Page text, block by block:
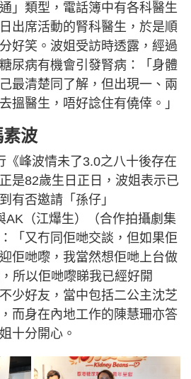
」類型，電話簿中有各科醫生
出席活動的腎科醫生，於是順
好笑。波姐受訪時透露，經過
尿病有機會引發腎病：「身體
最清楚同了解，但出現一、兩
搵醫生，唔好諗住有僥倖。」
素波
《峰波情未了3.0之八十後存在
是82歲生日正日，波姐表示已
有否邀請「孫仔」
AK（江爗生）（合作拍攝劇集
「又冇同佢哋交談，但如果佢
佢哋嚟，我當然想佢哋上台做
所以佢哋嚟睇我已經好開
少好友，當中包括二公主沈芝
而身在內地工作的陳慧珊亦答
十分開心。